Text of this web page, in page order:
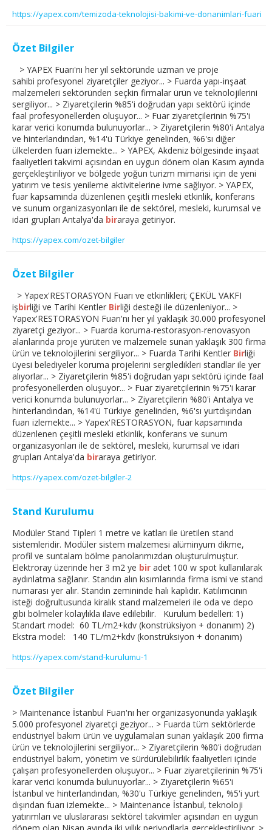
https://yapex.com/temizoda-teknolojisi-bakimi-ve-donanimlari-fuari
Özet Bilgiler
> YAPEX Fuarı'nı her yıl sektöründe uzman ve proje
sahibi profesyonel ziyaretçiler geziyor... > Fuarda yapı-inşaat
malzemeleri sektöründen seçkin firmalar ürün ve teknolojilerini
sergiliyor... > Ziyaretçilerin %85'i doğrudan yapı sektörü içinde
faal profesyonellerden oluşuyor... > Fuar ziyaretçilerinin %75'i
karar verici konumda bulunuyorlar... > Ziyaretçilerin %80'i Antalya
ve hinterlandından, %14'ü Türkiye genelinden, %6'sı diğer
ülkelerden fuarı izlemekte... > YAPEX, Akdeniz bölgesinde inşaat
faaliyetleri takvimi açısından en uygun dönem olan Kasım ayında
gerçekleştiriliyor ve bölgede yoğun turizm mimarisi için de yeni
yatırım ve tesis yenileme aktivitelerine ivme sağlıyor. > YAPEX,
fuar kapsamında düzenlenen çeşitli mesleki etkinlik, konferans
ve sunum organizasyonları ile de sektörel, mesleki, kurumsal ve
idari grupları Antalya'da biraraya getiriyor.
https://yapex.com/ozet-bilgiler
Özet Bilgiler
> Yapex'RESTORASYON Fuarı ve etkinlikleri; ÇEKÜL VAKFI
işbirliği ve Tarihi Kentler Birliği desteği ile düzenleniyor... >
Yapex'RESTORASYON Fuarı'nı her yıl yaklaşık 30.000 profesyonel
ziyaretçi geziyor... > Fuarda koruma-restorasyon-renovasyon
alanlarında proje yürüten ve malzemele sunan yaklaşık 300 firma
ürün ve teknolojilerini sergiliyor... > Fuarda Tarihi Kentler Birliği
üyesi belediyeler koruma projelerini sergiledikleri standlar ile yer
alıyorlar... > Ziyaretçilerin %85'i doğrudan yapı sektörü içinde faal
profesyonellerden oluşuyor... > Fuar ziyaretçilerinin %75'i karar
verici konumda bulunuyorlar... > Ziyaretçilerin %80'i Antalya ve
hinterlandından, %14'ü Türkiye genelinden, %6'sı yurtdışından
fuarı izlemekte... > Yapex'RESTORASYON, fuar kapsamında
düzenlenen çeşitli mesleki etkinlik, konferans ve sunum
organizasyonları ile de sektörel, mesleki, kurumsal ve idari
grupları Antalya'da biraraya getiriyor.
https://yapex.com/ozet-bilgiler-2
Stand Kurulumu
Modüler Stand Tipleri 1 metre ve katları ile üretilen stand
sistemleridir. Modüler sistem malzemesi alüminyum dikme,
profil ve suntalam bölme panolarımızdan oluşturulmuştur.
Elektroray üzerinde her 3 m2 ye bir adet 100 w spot kullanılarak
aydınlatma sağlanır. Standın alın kısımlarında firma ismi ve stand
numarası yer alır. Standın zemininde halı kaplıdır. Katılımcının
isteği doğrultusunda kiralık stand malzemeleri ile oda ve depo
gibi bölmeler kolaylıkla ilave edilebilir. Kurulum bedelleri: 1)
Standart model: 60 TL/m2+kdv (konstrüksiyon + donanım) 2)
Ekstra model: 140 TL/m2+kdv (konstrüksiyon + donanım)
https://yapex.com/stand-kurulumu-1
Özet Bilgiler
> Maintenance İstanbul Fuarı'nı her organizasyonunda yaklaşık
5.000 profesyonel ziyaretçi geziyor... > Fuarda tüm sektörlerde
endüstriyel bakım ürün ve uygulamaları sunan yaklaşık 200 firma
ürün ve teknolojilerini sergiliyor... > Ziyaretçilerin %80'i doğrudan
endüstriyel bakım, yönetim ve sürdürülebilirlik faaliyetleri içinde
çalışan profesyonellerden oluşuyor... > Fuar ziyaretçilerinin %75'i
karar verici konumda bulunuyorlar... > Ziyaretçilerin %65'i
İstanbul ve hinterlandından, %30'u Türkiye genelinden, %5'i yurt
dışından fuarı izlemekte... > Maintenance İstanbul, teknoloji
yatırımları ve uluslararası sektörel takvimler açısından en uygun
dönem olan Nisan ayında iki yıllık periyodlarla gerçekleştiriliyor. >